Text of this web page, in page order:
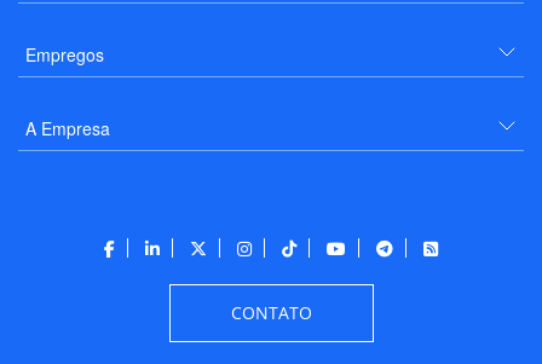
Empregos
A Empresa
CONTATO